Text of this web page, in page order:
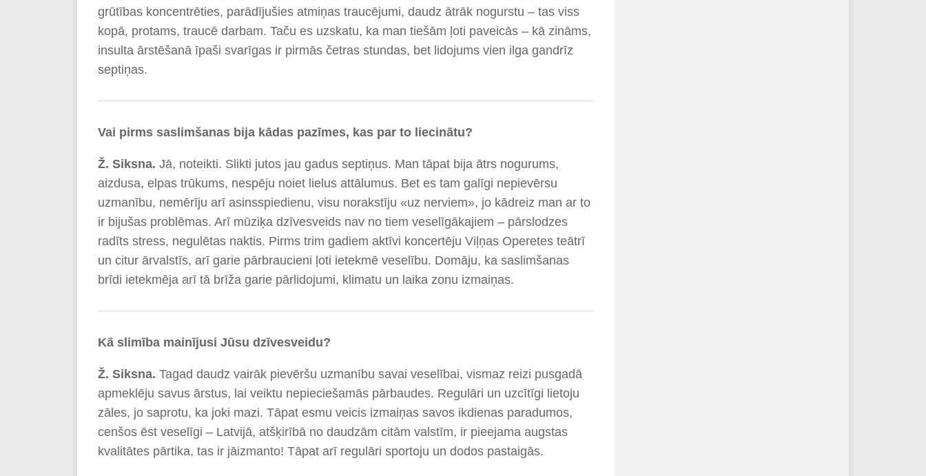
grūtības koncentrēties, parādījušies atmiņas traucējumi, daudz ātrāk nogurstu – tas viss
kopā, protams, traucē darbam. Taču es uzskatu, ka man tiešām ļoti paveicās – kā zināms,
insulta ārstēšanā īpaši svarīgas ir pirmās četras stundas, bet lidojums vien ilga gandrīz
septiņas.
Vai pirms saslimšanas bija kādas pazīmes, kas par to liecinātu?
Ž. Siksna. Jā, noteikti. Slikti jutos jau gadus septiņus. Man tāpat bija ātrs nogurums,
aizdusa, elpas trūkums, nespēju noiet lielus attālumus. Bet es tam galīgi nepievērsu
uzmanību, nemērīju arī asinsspiedienu, visu norakstīju «uz nerviem», jo kādreiz man ar to
ir bijušas problēmas. Arī mūziķa dzīvesveids nav no tiem veselīgākajiem – pārslodzes
radīts stress, negulētas naktis. Pirms trim gadiem aktīvi koncertēju Viļņas Operetes teātrī
un citur ārvalstīs, arī garie pārbraucieni ļoti ietekmē veselību. Domāju, ka saslimšanas
brīdi ietekmēja arī tā brīža garie pārlidojumi, klimatu un laika zonu izmaiņas.
Kā slimība mainījusi Jūsu dzīves­­veidu?
Ž. Siksna. Tagad daudz vairāk pievēršu uzmanību savai veselībai, vismaz reizi pusgadā
apmeklēju savus ārstus, lai veiktu nepieciešamās pārbaudes. Regulāri un uzcītīgi lietoju
zāles, jo saprotu, ka joki mazi. Tāpat esmu veicis izmaiņas savos ikdienas paradumos,
cenšos ēst veselīgi – Latvijā, atšķirībā no daudzām citām valstīm, ir pieejama augstas
kvalitātes pārtika, tas ir jāizmanto! Tāpat arī regulāri sportoju un dodos pastaigās.